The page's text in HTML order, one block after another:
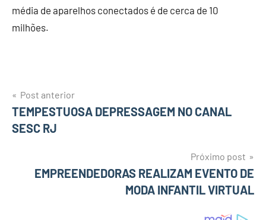
média de aparelhos conectados é de cerca de 10
milhões.
Navegação
de
Post anterior
TEMPESTUOSA DEPRESSAGEM NO CANAL
SESC RJ
Próximo post
EMPREENDEDORAS REALIZAM EVENTO DE
MODA INFANTIL VIRTUAL